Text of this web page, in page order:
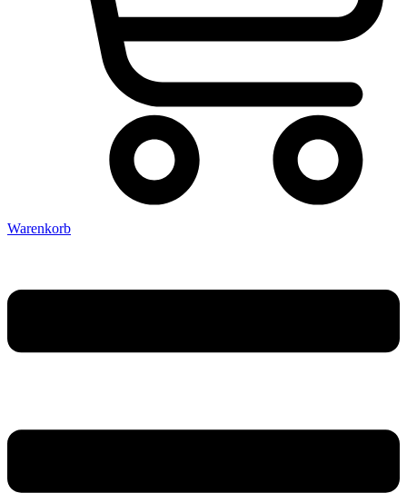
Warenkorb